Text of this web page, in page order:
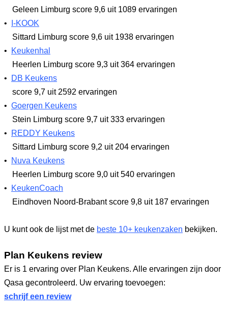
Geleen Limburg score 9,6 uit 1089 ervaringen
•
I-KOOK
Sittard Limburg score 9,6 uit 1938 ervaringen
•
Keukenhal
Heerlen Limburg score 9,3 uit 364 ervaringen
•
DB Keukens
score 9,7 uit 2592 ervaringen
• Goergen Keukens
Stein Limburg score 9,7 uit 333 ervaringen
•
REDDY Keukens
Sittard Limburg score 9,2 uit 204 ervaringen
•
Nuva Keukens
Heerlen Limburg score 9,0 uit 540 ervaringen
•
KeukenCoach
Eindhoven Noord-Brabantscore 9,8 uit 187 ervaringen
U kunt ook de lijst met de beste 10+ keukenzaken bekijken.
Plan Keukens review
Er is 1 ervaring over Plan Keukens. Alle ervaringen zijn door
Qasa gecontroleerd. Uw ervaring toevoegen:
schrijf een review